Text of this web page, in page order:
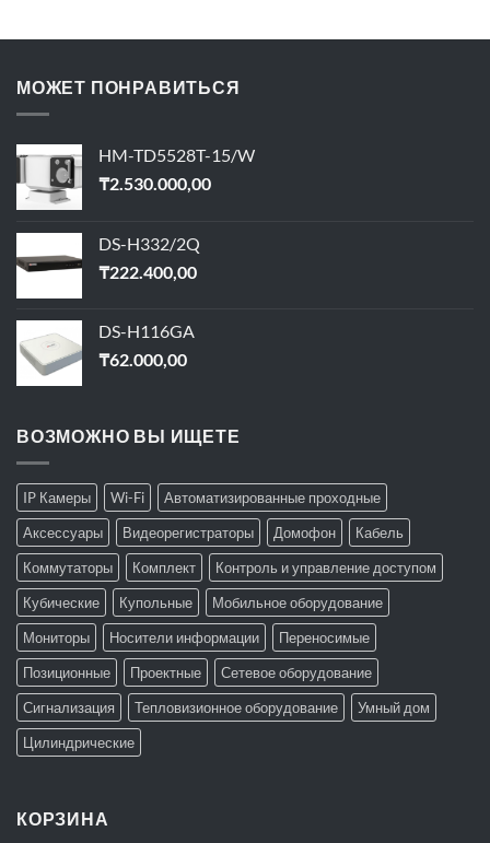
МОЖЕТ ПОНРАВИТЬСЯ
HM-TD5528T-15/W
₸2.530.000,00
DS-H332/2Q
₸222.400,00
DS-H116GA
₸62.000,00
ВОЗМОЖНО ВЫ ИЩЕТЕ
IP Камеры Wi-Fi
Автоматизированные проходные
Аксессуары
Видеорегистраторы Домофон
Кабель
Коммутаторы
Комплект
Контроль и управление доступом
Кубические
Купольные
Мобильное оборудование
Мониторы
Носители информации
Переносимые
Позиционные
Проектные
Сетевое оборудование
Сигнализация
Тепловизионное оборудование
Умный дом
Цилиндрические
КОРЗИНА